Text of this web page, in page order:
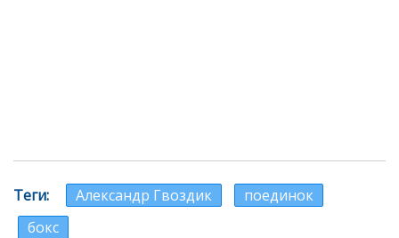
Теги Александр Гвоздик
поединок
бокс